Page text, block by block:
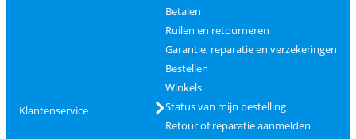
Klantenservice
Betalen
Ruilen en retourneren
Garantie, reparatie en verzekeringen
Bestellen
Winkels
Status van mijn bestelling
Retour of reparatie aanmelden